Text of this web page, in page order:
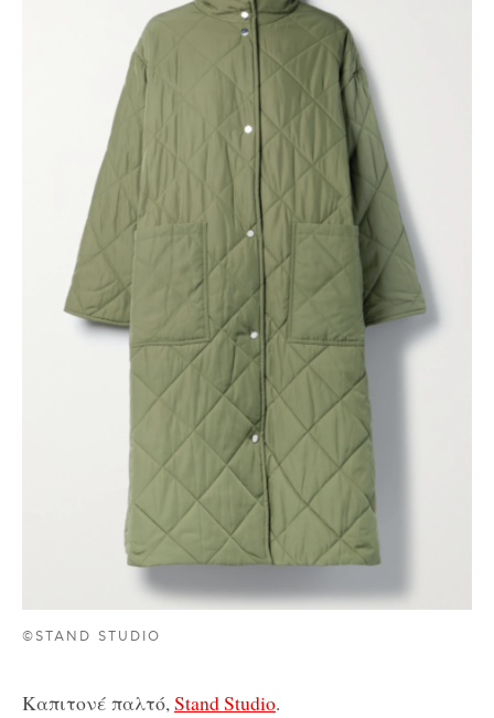
©STAND STUDIO
Καπιτονέ παλτό, Stand Studio.